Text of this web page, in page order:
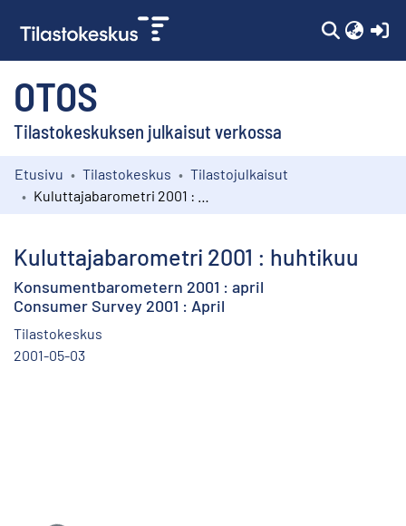
OTOS
Tilastokeskuksen julkaisut verkossa
Kokoelmat
Etusivu Tilastokeskus
Tilastojulkaisut
Kuluttajabarometri 2001 : huhtikuu
Konsumentbarometern 2001 : april
Consumer Survey 2001 : April
Tilastokeskus
2001-05-03